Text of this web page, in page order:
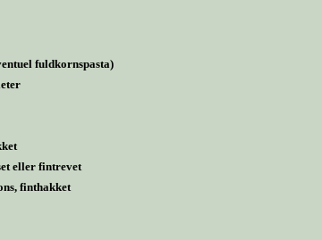
fuldkornspasta)
eller fintrevet
finthakket